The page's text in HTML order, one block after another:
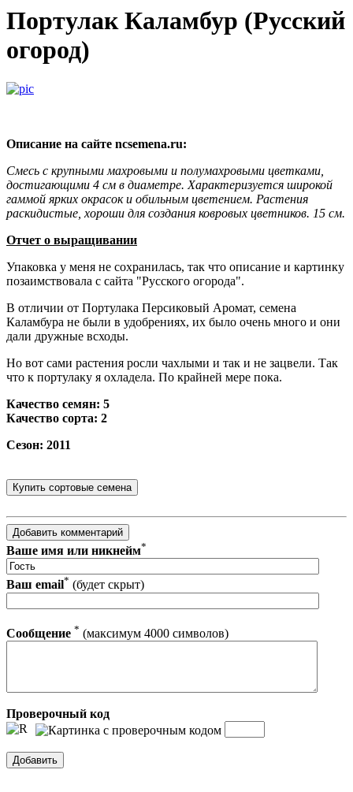
Портулак Каламбур (Русский
огород)
Описание на сайте ncsemena.ru:
Смесь с крупными махровыми и полумахровыми цветками,
достигающими 4 см в диаметре. Характеризуется широкой
гаммой ярких окрасок и обильным цветением. Растения
раскидистые, хороши для создания ковровых цветников. 15 см.
Отчет о выращивании
Упаковка у меня не сохранилась, так что описание и картинку
позаимствовала с сайта "Русского огорода".
В отличии от Портулака Персиковый Аромат, семена
Каламбура не были в удобрениях, их было очень много и они
дали дружные всходы.
Но вот сами растения росли чахлыми и так и не зацвели. Так
что к портулаку я охладела. По крайней мере пока.
Качество семян: 5
Качество сорта: 2
Сезон: 2011
Ваше имя или никнейм*
Ваш email* (будет скрыт)
Сообщение * (максимум 4000 символов)
Проверочный код